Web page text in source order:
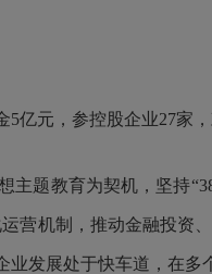
元，参控股企业27家
教育为契机，坚持
营机制，推动金融投
发展处于快车道，在多